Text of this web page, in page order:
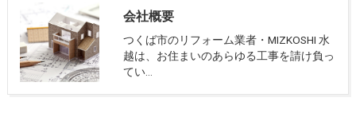
会社概要
つくば市のリフォーム業者・MIZKOSHI 水
越は、お住まいのあらゆる工事を請け負っ
てい…